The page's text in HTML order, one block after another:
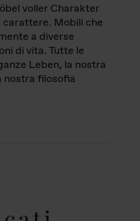
voller Charakter
carattere. Mobili che
a diverse
di vita. Tutte le
Leben, la nostra
nostra filosofia